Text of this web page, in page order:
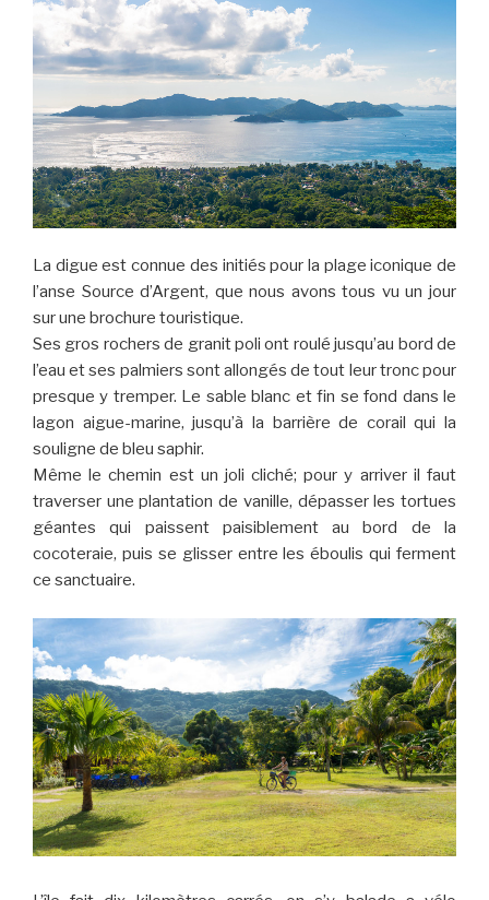
La digue est connue des initiés pour la plage iconique de
l’anse Source d’Argent, que nous avons tous vu un jour
sur une brochure touristique.
Ses gros rochers de granit poli ont roulé jusqu’au bord de
l’eau et ses palmiers sont allongés de tout leur tronc pour
presque y tremper. Le sable blanc et fin se fond dans le
lagon aigue-marine, jusqu’à la barrière de corail qui la
souligne de bleu saphir.
Même le chemin est un joli cliché; pour y arriver il faut
traverser une plantation de vanille, dépasser les tortues
géantes qui paissent paisiblement au bord de la
cocoteraie, puis se glisser entre les éboulis qui ferment
ce sanctuaire.